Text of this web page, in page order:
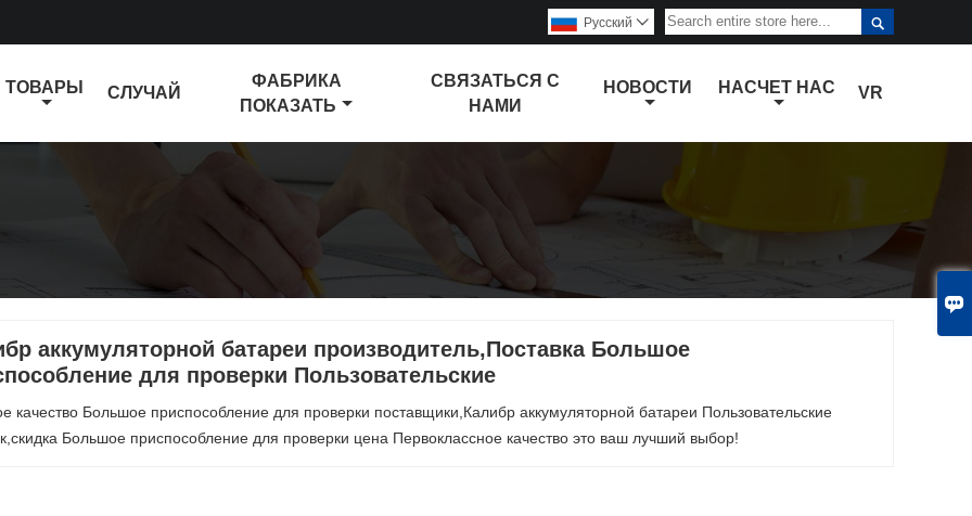


Pусский 
ТОВАРЫ СЛУЧАЙ
ФАБРИКА
ПОКАЗАТЬ
СВЯЗАТЬСЯ С
НАМИ
НОВОСТИ НАСЧЕТ НАС VR
аккумуляторной батареи производитель,Поставка Большое
для проверки Пользовательские
качество Большое приспособление для проверки поставщики,Калибр аккумуляторной батареи Пользовательские
Большое приспособление для проверки цена Первоклассное качество это ваш лучший выбор!